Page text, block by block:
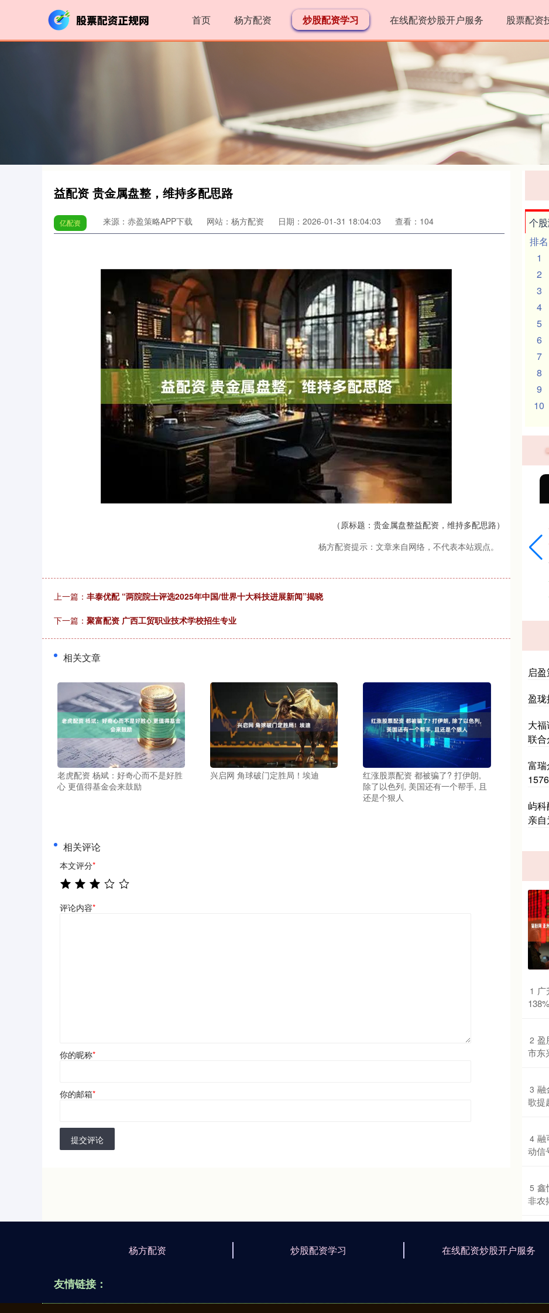
首页 杨方配资 炒股配资学习 在线配资炒股开户服务 股票配资
益配资 贵金属盘整，维持多配思路
亿配资 来源：赤盈策略APP下载 网站：杨方配资 日期：2026-01-31 18:04:03 查看：104
（原标题：贵金属盘整益配资，维持多配思路）
杨方配资提示：文章来自网络，不代表本站观点。
上一篇： 丰泰优配 “两院院士评选2025年中国/世界十大科技进展新闻”揭晓
下一篇： 聚富配资 广西工贸职业技术学校招生专业
相关文章
老虎配资 杨斌：好奇心而不是好胜
心 更值得基金会来鼓励
兴启网 角球破门定胜局！埃迪
红涨股票配资 都被骗了? 打伊朗,
除了以色列, 美国还有一个帮手, 且
还是个狠人
相关评论
本文评分*
评论内容*
你的昵称*
你的邮箱*
提交评论
个
排名
1
2
3
4
5
6
7
8
9
10
14311.01 沪深300 4694.44
启
盈
大
联
富
屿科
亲
1
138%
2 盈
市东
3 融
歌提
4 融
动信
5 鑫
非农
杨方配资 炒股配资学习 在线配资炒股开户服务
友情链接：